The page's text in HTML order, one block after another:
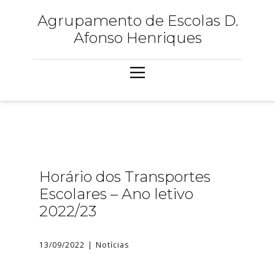
Agrupamento de Escolas D.
Afonso Henriques
Horário dos Transportes
Escolares – Ano letivo
2022/23
13/09/2022 Notícias